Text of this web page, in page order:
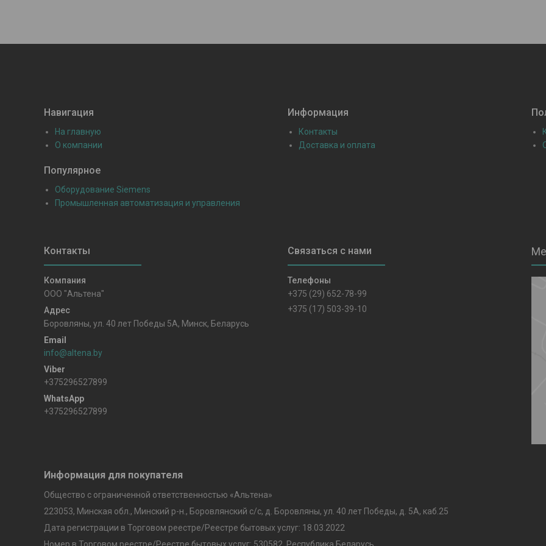
Навигация
На главную
О компании
Информация
Контакты
Доставка и оплата
Популярное
Оборудование Siemens
Промышленная автоматизация и управления
ООО "Альтена"
Боровляны, ул. 40 лет Победы 5A, Минск, Беларусь
info@altena.by
+375296527899
+375296527899
+375 (29) 652-78-99
+375 (17) 503-39-10
Информация для покупателя
Общество с ограниченной ответственностью «Альтена»
223053, Минская обл., Минский р-н., Боровлянский с/с, д. Боровляны, ул. 40 лет Победы, д. 5А, каб.25
Дата регистрации в Торговом реестре/Реестре бытовых услуг: 18.03.2022
Номер в Торговом реестре/Реестре бытовых услуг: 530582, Республика Беларусь